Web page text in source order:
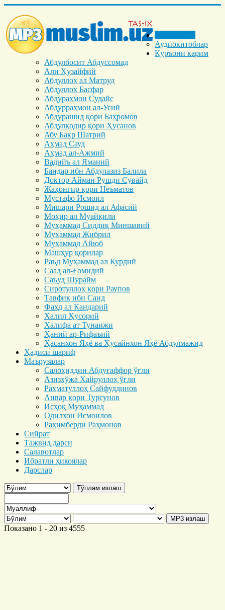
Аудиокитоблар
Қуръони карим
Абдулбосит Абдуссомад
Али Ҳузайфий
Абдуллоҳ ал Матруд
Абдуллоҳ Басфар
Абдураҳмон Судайс
Абдурраҳмон ал-Усий
Абдурашид қори Баҳромов
Абдулқодир қори Ҳусанов
Абу Бакр Шатрий
Аҳмад Сауд
Аҳмад ал-Ажмий
Вадийъ ал Яманий
Бандар ибн Абдулазиз Балила
Доктор Айман Рушди Сувайд
Жаҳонгир қори Неъматов
Мустафо Исмоил
Мишари Рошид ал Афасий
Моҳир ал Муайқили
Муҳаммад Cиддиқ Миншавий
Муҳаммад Жибрил
Муҳаммад Айюб
Машҳур қорилар
Раъд Муҳаммад ал Курдий
Саад ал-Ғомидий
Саъуд Шурайм
Сиротуллоҳ қори Раупов
Тавфиқ ибн Саид
Фаҳд ал Кандарий
Халил Ҳусорий
Халифа ат Тунаижи
Ҳаний ар-Рифаъий
Ҳасанхон Яҳё ва Ҳусайнхон Яҳё Абдулмажид
Ҳадиси шариф
Маърузалар
Салоҳиддин Абдуғаффор ўғли
Азизхўжа Хайруллоҳ ўғли
Раҳматуллоҳ Сайфуддинов
Анвар қори Турсунов
Исҳоқ Муҳаммад
Одилхон Исмоилов
Раҳимберди Раҳмонов
Сийрат
Тажвид дарси
Салавотлар
Ибратли ҳикоялар
Дарслар
Показано 1 - 20 из 4555